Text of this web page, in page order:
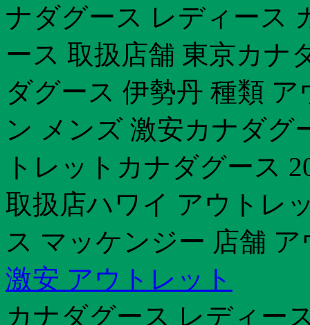
ナダグース レディース
ース 取扱店舗 東京カナ
ダグース 伊勢丹 種類
ン メンズ 激安カナダグ
トレットカナダグース
取扱店ハワイ アウトレ
ス マッケンジー 店舗
激安 アウトレット
カナダグース レディー